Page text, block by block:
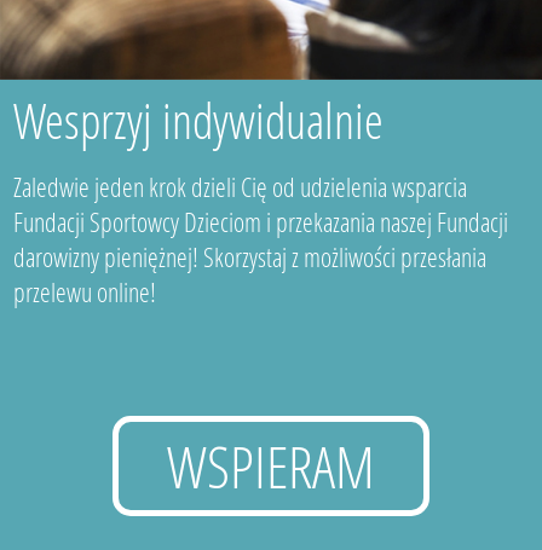
Wesprzyj indywidualnie
Zaledwie jeden krok dzieli Cię od udzielenia wsparcia
Fundacji Sportowcy Dzieciom i przekazania naszej Fundacji
darowizny pieniężnej! Skorzystaj z możliwości przesłania
przelewu online!
WSPIERAM